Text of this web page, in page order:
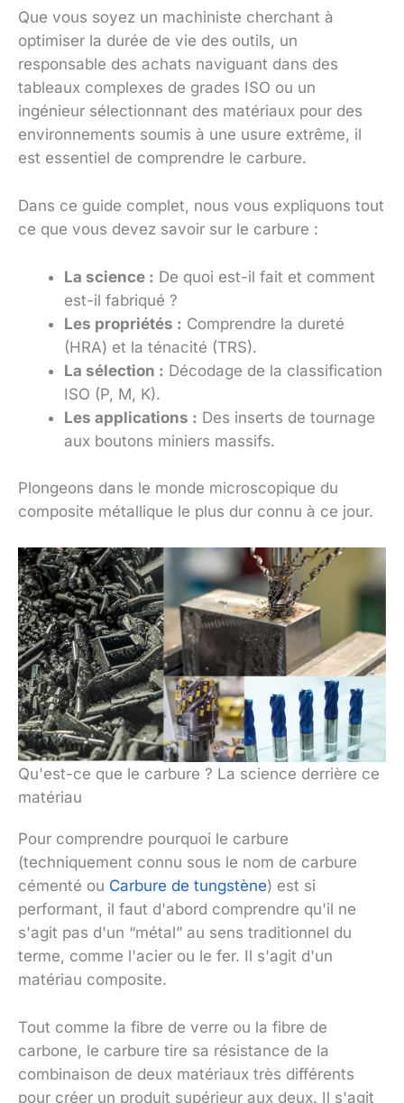
Que vous soyez un machiniste cherchant à
optimiser la durée de vie des outils, un
responsable des achats naviguant dans des
tableaux complexes de grades ISO ou un
ingénieur sélectionnant des matériaux pour des
environnements soumis à une usure extrême, il
est essentiel de comprendre le carbure.
Dans ce guide complet, nous vous expliquons tout
ce que vous devez savoir sur le carbure :
La science : De quoi est-il fait et comment
est-il fabriqué ?
Les propriétés : Comprendre la dureté
(HRA) et la ténacité (TRS).
La sélection : Décodage de la classification
ISO (P, M, K).
Les applications : Des inserts de tournage
aux boutons miniers massifs.
Plongeons dans le monde microscopique du
composite métallique le plus dur connu à ce jour.
Qu'est-ce que le carbure ? La science derrière ce
matériau
Pour comprendre pourquoi le carbure
(techniquement connu sous le nom de carbure
cémenté ou Carbure de tungstène) est si
performant, il faut d'abord comprendre qu'il ne
s'agit pas d'un “métal” au sens traditionnel du
terme, comme l'acier ou le fer. Il s'agit d'un
matériau composite.
Tout comme la fibre de verre ou la fibre de
carbone, le carbure tire sa résistance de la
combinaison de deux matériaux très différents
pour créer un produit supérieur aux deux. Il s'agit